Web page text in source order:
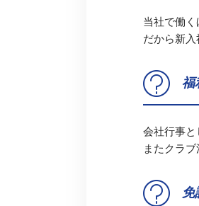
当社で働く
だから新入
福
会社行事と
またクラ
免